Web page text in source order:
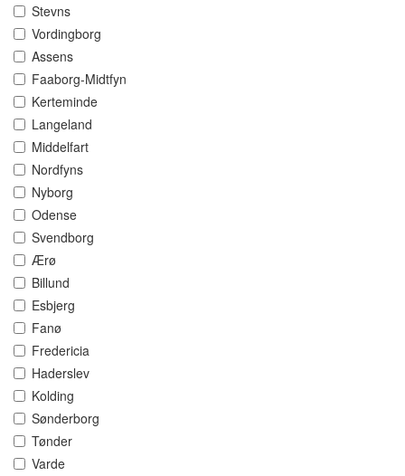
Stevns
Vordingborg
Assens
Faaborg-Midtfyn
Kerteminde
Langeland
Middelfart
Nordfyns
Nyborg
Odense
Svendborg
Ærø
Billund
Esbjerg
Fanø
Fredericia
Haderslev
Kolding
Sønderborg
Tønder
Varde